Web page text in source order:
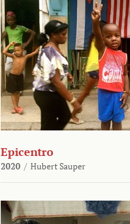
Epicentro
2020 / Hubert Sauper